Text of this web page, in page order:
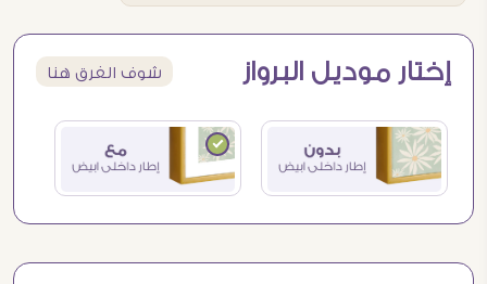
إختار موديل البرواز شوف الفرق هنا